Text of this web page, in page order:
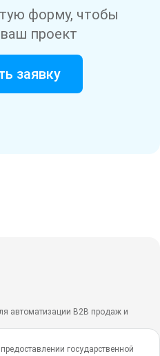
форму, чтобы
проект
заявку
автоматизации B2B продаж и
государственной